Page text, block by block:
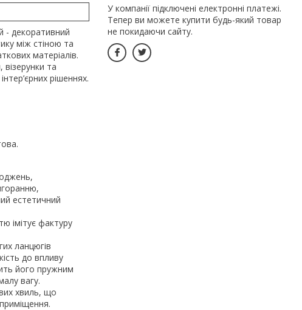
- декоративний
між стіною та
матеріалів.
візерунки та
рішеннях.
естетичний
імітує фактуру
ланцюгів
до впливу
його пружним
вагу.
хвиль, що
У компанії підключені електронні платежі.
Тепер ви можете купити будь-який товар
не покидаючи сайту.